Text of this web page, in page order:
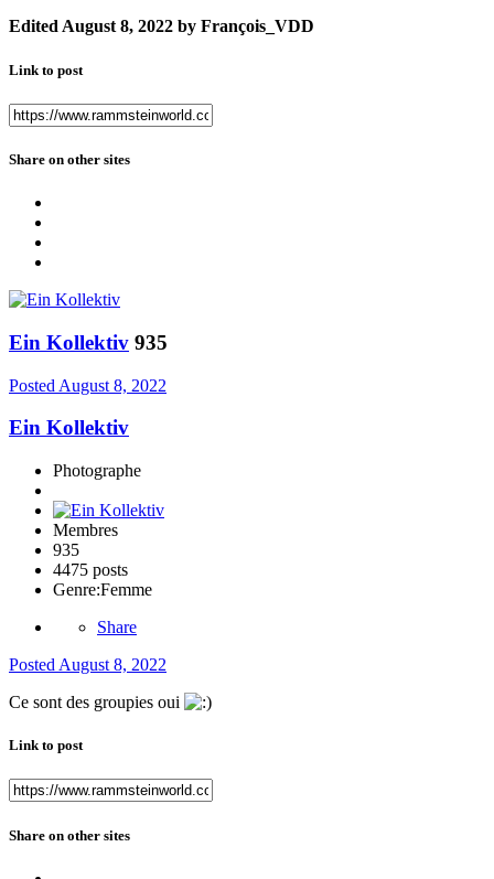
EditedAugust 8, 2022 by François_VDD
Link to post
Share on other sites
Ein Kollektiv 935
Posted August 8, 2022
Ein Kollektiv
Photographe
Membres
935
4475 posts
Genre:Femme
Share
Posted August 8, 2022
Ce sont des groupies oui
Link to post
Share on other sites